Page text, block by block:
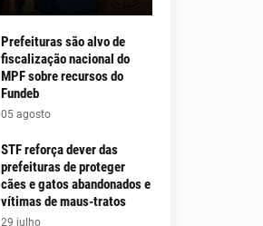
Prefeituras são alvo de
fiscalização nacional do
MPF sobre recursos do
Fundeb
05 agosto
STF reforça dever das
prefeituras de proteger
cães e gatos abandonados e
vítimas de maus-tratos
29 julho